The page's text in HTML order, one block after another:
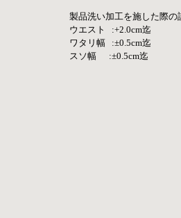
製品洗い加工を施した際の
ウエスト   :+2.0cm迄
ワタリ幅   :±0.5cm迄
スソ幅      :±0.5cm迄